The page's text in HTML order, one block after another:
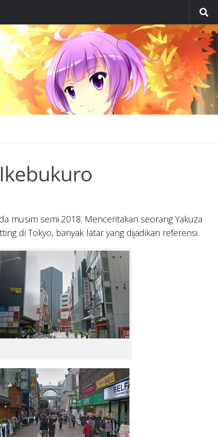
musim semi 2018. Menceritakan seorang Yakuza
di Tokyo, banyak latar yang dijadikan referensi.